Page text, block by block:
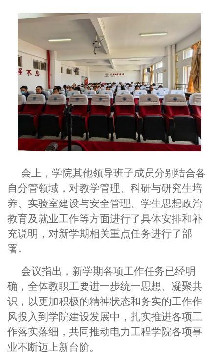
会上，学院其他领导班子成员分别结合各
自分管领域，对教学管理、科研与研究生培
养、实验室建设与安全管理、学生思想政治
教育及就业工作等方面进行了具体安排和补
充说明，对新学期相关重点任务进行了部
署。
会议指出，新学期各项工作任务已经明
确，全体教职工要进一步统一思想、凝聚共
识，以更加积极的精神状态和务实的工作作
风投入到学院建设发展中，扎实推进各项工
作落实落细，共同推动电力工程学院各项事
业不断迈上新台阶。